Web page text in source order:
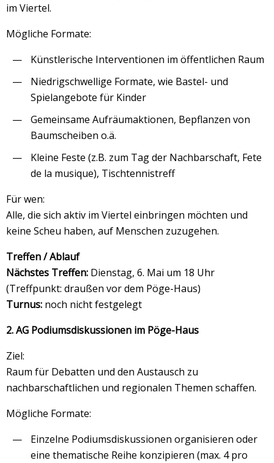
im Viertel.
Mögliche Formate:
Künstlerische Interventionen im öffentlichen Raum
Niedrigschwellige Formate, wie Bastel- und
Spielangebote für Kinder
Gemeinsame Aufräumaktionen, Bepflanzen von
Baumscheiben o.ä.
Kleine Feste (z.B. zum Tag der Nachbarschaft, Fete
de la musique), Tischtennistreff
Für wen:
Alle, die sich aktiv im Viertel einbringen möchten und
keine Scheu haben, auf Menschen zuzugehen.
Treffen / Ablauf
Nächstes Treffen: Dienstag, 6. Mai um 18 Uhr
(Treffpunkt: draußen vor dem Pöge-Haus)
Turnus: noch nicht festgelegt
2. AG Podiumsdiskussionen im Pöge-Haus
Ziel:
Raum für Debatten und den Austausch zu
nachbarschaftlichen und regionalen Themen schaffen.
Mögliche Formate:
Einzelne Podiumsdiskussionen organisieren oder
eine thematische Reihe konzipieren (max. 4 pro